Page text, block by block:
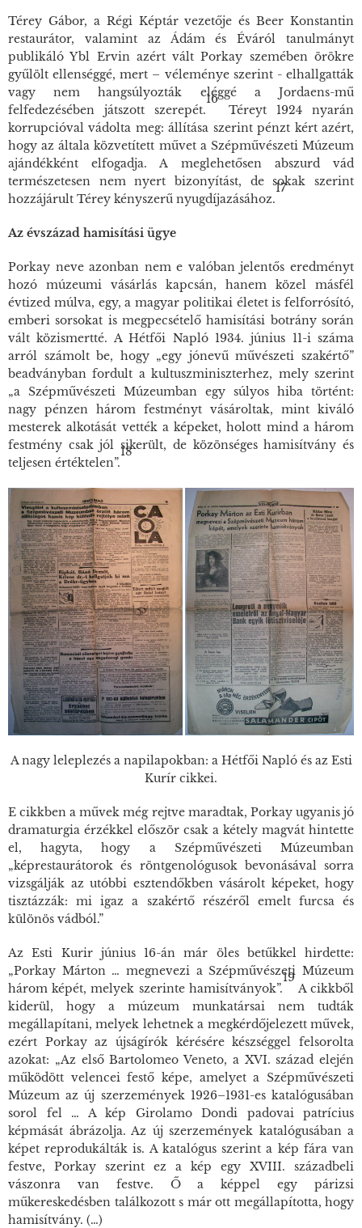
Térey Gábor, a Régi Képtár vezetője és Beer Konstantin
restaurátor, valamint az Ádám és Éváról tanulmányt
publikáló Ybl Ervin azért vált Porkay szemében örökre
gyűlölt ellenséggé, mert – véleménye szerint - elhallgatták
vagy nem hangsúlyozták eléggé a Jordaens-mű
felfedezésében játszott szerepét.
16
Téreyt 1924 nyarán
korrupcióval vádolta meg: állítása szerint pénzt kért azért,
hogy az általa közvetített művet a Szépművészeti Múzeum
ajándékként elfogadja. A meglehetősen abszurd vád
természetesen nem nyert bizonyítást, de sokak szerint
hozzájárult Térey kényszerű nyugdíjazásához.
17
Az évszázad hamisítási ügye
Porkay neve azonban nem e valóban jelentős eredményt
hozó múzeumi vásárlás kapcsán, hanem közel másfél
évtized múlva, egy, a magyar politikai életet is felforrósító,
emberi sorsokat is megpecsételő hamisítási botrány során
vált közismertté. AHétfői Napló1934. június 11-i száma
arról számolt be, hogy „egy jónevű művészeti szakértő”
beadványban fordult a kultuszminiszterhez, mely szerint
„a Szépművészeti Múzeumban egy súlyos hiba történt:
nagy pénzen három festményt vásároltak, mint kiváló
mesterek alkotását vették a képeket, holott mind a három
festmény csak jól sikerült, de közönséges hamisítvány és
teljesen értéktelen”.
18
A nagy leleplezés a napilapokban: a Hétfői Napló és az Esti
Kurír cikkei.
E cikkben a művek még rejtve maradtak, Porkay ugyanis jó
dramaturgia érzékkel először csak a kétely magvát hintette
el, hagyta, hogy a Szépművészeti Múzeumban
„képrestaurátorok és röntgenológusok bevonásával sorra
vizsgálják az utóbbi esztendőkben vásárolt képeket, hogy
tisztázzák: mi igaz a szakértő részéről emelt furcsa és
különös vádból.”
Az Esti Kurir június 16-án már öles betűkkel hirdette:
„Porkay Márton … megnevezi a Szépművészeti Múzeum
három képét, melyek szerinte hamisítványok”.
19
A cikkből
kiderül, hogy a múzeum munkatársai nem tudták
megállapítani, melyek lehetnek a megkérdőjelezett művek,
ezért Porkay az újságírók kérésére készséggel felsorolta
azokat: „Az első Bartolomeo Veneto, a XVI. század elején
működött velencei festő képe, amelyet a Szépművészeti
Múzeum az új szerzemények 1926–1931-es katalógusában
sorol fel … A kép Girolamo Dondi padovai patrícius
képmását ábrázolja. Az új szerzemények katalógusában a
képet reprodukálták is. A katalógus szerint a kép fára van
festve, Porkay szerint ez a kép egy XVIII. századbeli
vászonra van festve. Ő a képpel egy párizsi
műkereskedésben találkozott s már ott megállapította, hogy
hamisítvány. (…)